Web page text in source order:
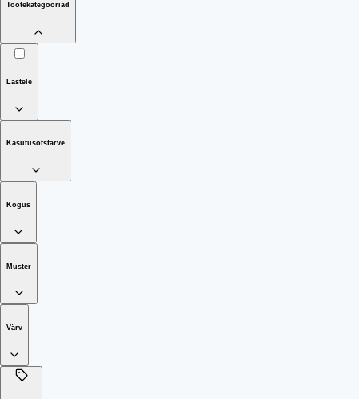
Tootekategooriad
Lastele
Kasutusotstarve
Kogus
Muster
Värv